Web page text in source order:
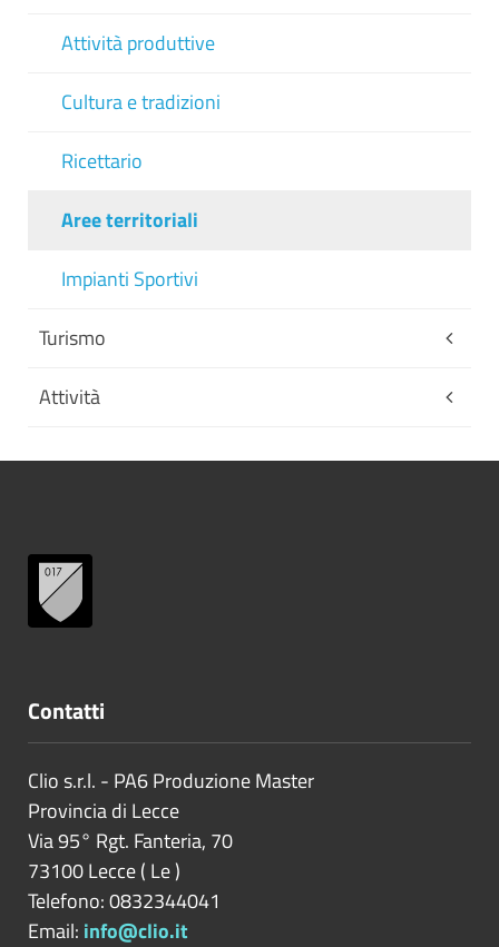
Attività produttive
Cultura e tradizioni
Ricettario
Aree territoriali
Impianti Sportivi
Turismo
Attività
Contatti
Clio s.r.l. - PA6 Produzione Master
Provincia di Lecce
Via 95° Rgt. Fanteria, 70
73100Lecce( Le)
Telefono: 0832344041
Email: info@clio.it